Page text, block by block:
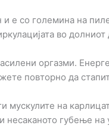
е со големина на
во
оргазми.
повторно да
мускулите на
губење